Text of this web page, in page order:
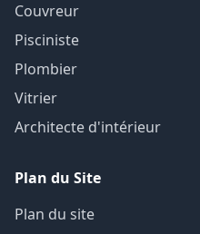
Couvreur
Pisciniste
Plombier
Vitrier
Architecte d'intérieur
Plan du Site
Plan du site